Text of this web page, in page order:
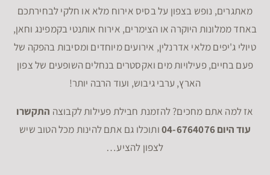
מאתגרים, נופש בצפון על בסיס אירוח מלא או חלקי לבחירתכם
באחד ממלונות היוקרה או הצימרים, אירוח אותנטי בקמפינג וחאן,
טיולי ג'יפים מלאי אדרנלין, אירועים מיוחדים ומסיבות בהפקה של
פעם בחיים, פעילויות מים ואקסטרים בנחלים השופעים של צפון
הארץ, ערבי גיבוש, ועוד הרבה יותר!
אז למה אתם מחכים? להזמנת חבילת פעילות לקבוצה התקשרו
עוד היום 04-6764076
ותוכלו גם אתם להינות מכל הטוב שיש
לצפון להציע…